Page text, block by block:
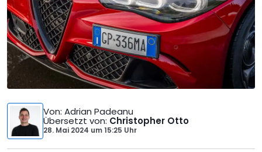
Von: Adrian Padeanu
Übersetzt von: Christopher Otto
28. Mai 2024 um15:25 Uhr